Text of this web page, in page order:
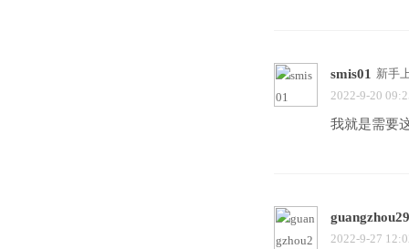
smis01 新手
2022-9-20
我就是需要
2022-9-27